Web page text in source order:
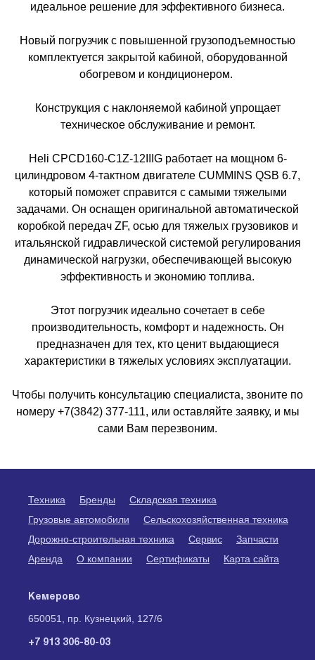
идеальное решение для эффективного бизнеса.
Новый погрузчик с повышенной грузоподъемностью
комплектуется закрытой кабиной, оборудованной
обогревом и кондиционером.
Конструкция с наклоняемой кабиной упрощает
техническое обслуживание и ремонт.
Heli CPCD160-C1Z-12IIIG работает на мощном 6-
цилиндровом 4-тактном двигателе CUMMINS QSB 6.7,
который поможет справится с самыми тяжелыми
задачами. Он оснащен оригинальной автоматической
коробкой передач ZF, осью для тяжелых грузовиков и
итальянской гидравлической системой регулирования
динамической нагрузки, обеспечивающей высокую
эффективность и экономию топлива.
Этот погрузчик идеально сочетает в себе
производительность, комфорт и надежность. Он
предназначен для тех, кто ценит выдающиеся
характеристики в тяжелых условиях эксплуатации.
Чтобы получить консультацию специалиста, звоните по
номеру +7(3842) 377-111, или оставляйте заявку, и мы
сами Вам перезвоним.
Техника Бренды
Складская техника
Грузовые автомобили
Сельскохозяйственная техника
Дорожно-строительная техника
Сервис
Запчасти
Аренда
О компании Сертификаты Карта сайта
Кемерово
650051, пр. Кузнецкий, 127/6
+7 913 306-80-03